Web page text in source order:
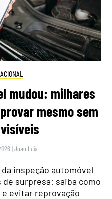
mudou: milhares
mesmo sem
|João Luís
inspeção automóvel
surpresa: saiba como
evitar reprovação